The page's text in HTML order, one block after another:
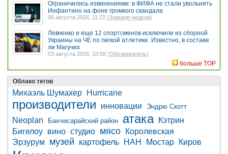
Ограничились извинениями: в ФИФА не стали увольнять
Инфантино на фоне громкого скандала
06 августа 2026, 11:22 (Зеркало недели)
Левченко и еще 12 спортсменов исключили из сборной
Украины на ЧЕ по легкой атлетике. Известно, в составе
ли Магучих
03 августа 2026, 10:58 (Обозреватель)
больше TOP
Облако тегов
Михаэль Шумахер Hurricane
производители инновации Эндрю Скотт
Neoplan Бахчисарайский район атака
Кэтрин
Бигелоу вино студио мясо
Королевская
Эрзурум
музей картофель НАН Мостар Киров